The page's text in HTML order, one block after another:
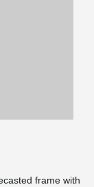
frame with